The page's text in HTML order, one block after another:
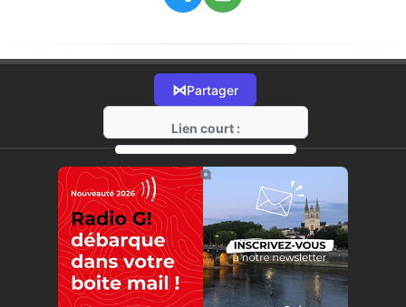
⋈Partager
Lien court :
https://radio-g.fr?17788
⧉